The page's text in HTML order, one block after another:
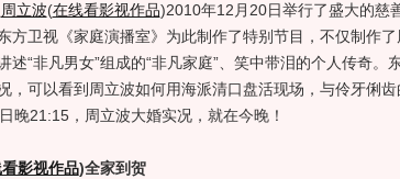
周立波(在线看影视作品)2010年12月20日举行了盛大的慈
方卫视《家庭演播室》为此制作了特别节目，不仅制作了
“非凡男女”组成的“非凡家庭”、笑中带泪的个人传奇。
，可以看到周立波如何用海派清口盘活现场，与伶牙俐齿
21:15，周立波大婚实况，就在今晚！
影视作品)全家到贺